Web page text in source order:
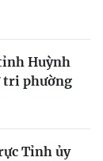
Huỳnh
tri phường
Tỉnh ủy